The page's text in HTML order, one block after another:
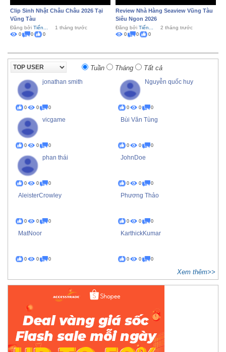
Clip Sinh Nhật Châu Châu 2026 Tại
Vũng Tàu
Đăng bởi Tiến... 1 tháng trước
0 0 0
Review Nhà Hàng Seaview Vũng Tàu
Siêu Ngon 2026
Đăng bởi Tiến... 2 tháng trước
0 0 0
Tuần Tháng Tất cả
jonathan smith
0 0 0
Nguyễn quốc huy
0 0 0
vicgame
0 0 0
Bùi Văn Tùng
0 0 0
phan thái
0 0 0
JohnDoe
0 0 0
AleisterCrowley
0 0 0
Phương Thảo
0 0 0
MatNoor
0 0 0
KarthickKumar
0 0 0
Xem thêm>>